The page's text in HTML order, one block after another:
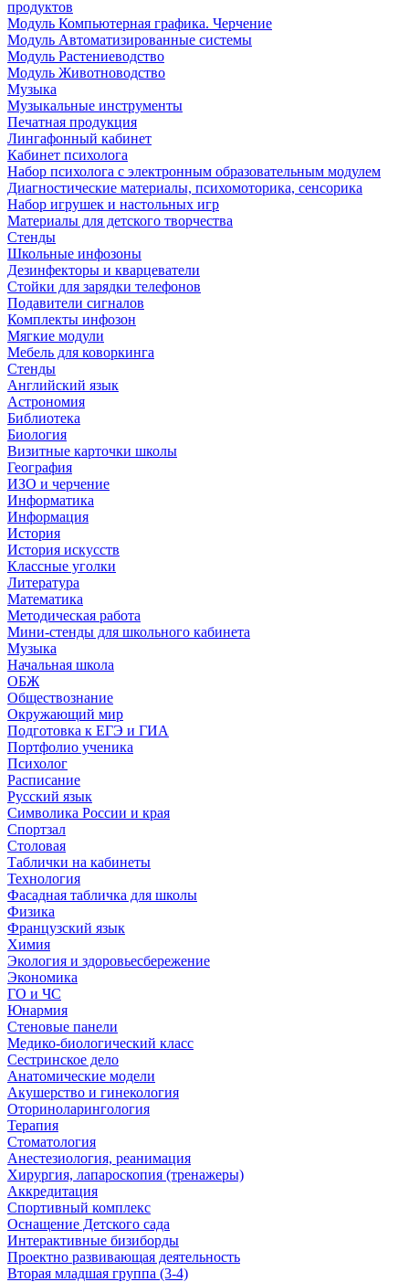
продуктов
Модуль Компьютерная графика. Черчение
Модуль Автоматизированные системы
Модуль Растениеводство
Модуль Животноводство
Музыка
Музыкальные инструменты
Печатная продукция
Лингафонный кабинет
Кабинет психолога
Набор психолога с электронным образовательным модулем
Диагностические материалы, психомоторика, сенсорика
Набор игрушек и настольных игр
Материалы для детского творчества
Стенды
Школьные инфозоны
Дезинфекторы и кварцеватели
Стойки для зарядки телефонов
Подавители сигналов
Комплекты инфозон
Мягкие модули
Мебель для коворкинга
Стенды
Английский язык
Астрономия
Библиотека
Биология
Визитные карточки школы
География
ИЗО и черчение
Информатика
Информация
История
История искусств
Классные уголки
Литература
Математика
Методическая работа
Мини-стенды для школьного кабинета
Музыка
Начальная школа
ОБЖ
Обществознание
Окружающий мир
Подготовка к ЕГЭ и ГИА
Портфолио ученика
Психолог
Расписание
Русский язык
Символика России и края
Спортзал
Столовая
Таблички на кабинеты
Технология
Фасадная табличка для школы
Физика
Французский язык
Химия
Экология и здоровьесбережение
Экономика
ГО и ЧС
Юнармия
Стеновые панели
Медико-биологический класс
Сестринское дело
Анатомические модели
Акушерство и гинекология
Оториноларингология
Терапия
Стоматология
Анестезиология, реанимация
Хирургия, лапароскопия (тренажеры)
Аккредитация
Спортивный комплекс
Оснащение Детского сада
Интерактивные бизиборды
Проектно развивающая деятельность
Вторая младшая группа (3-4)